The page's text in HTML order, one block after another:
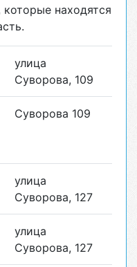
находятся
улица
Суворова, 109
Суворова 109
улица
Суворова, 127
улица
Суворова, 127